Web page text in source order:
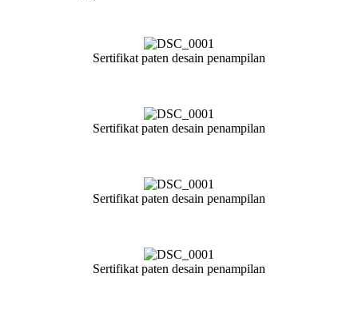
Sertifikat paten desain penampilan
Sertifikat paten desain penampilan
Sertifikat paten desain penampilan
Sertifikat paten desain penampilan